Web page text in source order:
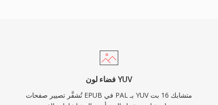
فضاء لون YUV
تُشفَّر تصيير صفحات EPUB في PAL بـ YUV متشابك 16 بت